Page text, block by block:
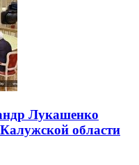
Лукашенко
области